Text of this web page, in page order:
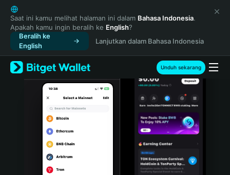
English
日本語
Tiếng Việt
Русский
Español (Latinoamérica)
Türkçe
Italiano
Português (Portugal)
Bahasa Indonesia
Saat ini kamu melihat halaman ini dalam Bahasa Indonesia.
Apakah kamu ingin beralih ke English?
Beralih ke
English
Lanjutkan dalam Bahasa Indonesia
Unduh sekarang